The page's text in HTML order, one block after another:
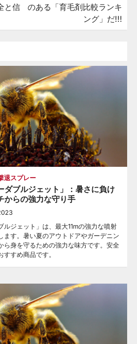
と信
のある「育毛剤比較ランキ
ング」だ!!!
退スプレー
ダブルジェット」：暑さに負け
からの強力な守り手
ルジェット」は、最大11mの強力な噴射
ます。暑い夏のアウトドアやガーデニン
ら身を守るための強力な味方です。安全
すめ商品です。